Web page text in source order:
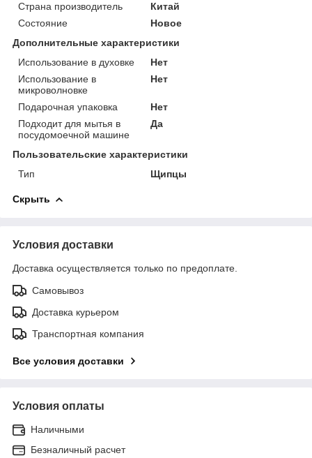
Страна производитель
Китай
Состояние
Новое
Дополнительные характеристики
Использование в духовке
Нет
Использование в
микроволновке
Нет
Подарочная упаковка
Нет
Подходит для мытья в
посудомоечной машине
Да
Пользовательские характеристики
Тип
Щипцы
Скрыть
Условия доставки
Доставка осуществляется только по предоплате.
Самовывоз
Доставка курьером
Транспортная компания
Все условия доставки
Условия оплаты
Наличными
Безналичный расчет